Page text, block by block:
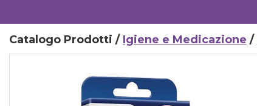
Catalogo Prodotti / Igiene e Medicazione /